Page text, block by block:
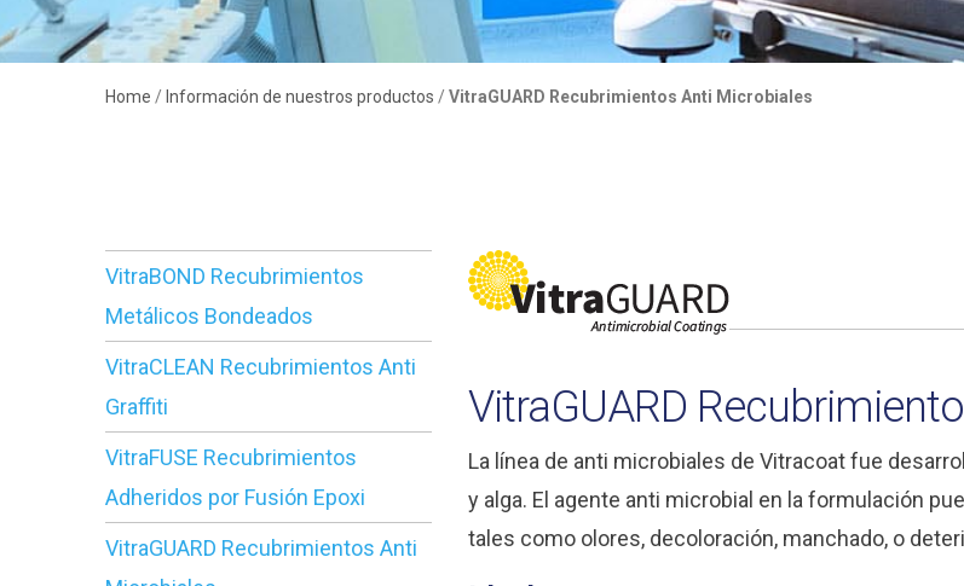
Home / Información de nuestros productos /VitraGUARD Recubrimientos Anti Microbiales
VitraBOND Recubrimientos
Metálicos Bondeados
VitraCLEAN Recubrimientos Anti
Graffiti
VitraFUSE Recubrimientos
Adheridos por Fusión Epoxi
VitraGUARD Recubrimientos Anti
VitraGUARD
La línea de anti microbiales de Vitracoat fue
y alga. El agente anti microbial en la formulación
tales como olores, decoloración, manchado, o